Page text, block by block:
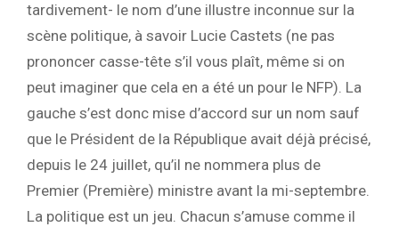
tardivement- le nom d’une illustre inconnue sur la
scène politique, à savoir Lucie Castets (ne pas
prononcer casse-tête s’il vous plaît, même si on
peut imaginer que cela en a été un pour le NFP). La
gauche s’est donc mise d’accord sur un nom sauf
que le Président de la République avait déjà précisé,
depuis le 24 juillet, qu’il ne nommera plus de
Premier (Première) ministre avant la mi-septembre.
La politique est un jeu. Chacun s’amuse comme il